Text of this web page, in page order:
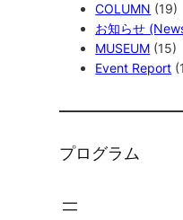
COLUMN (19)
お知らせ
MUSEUM (15)
Event Report
プログラム